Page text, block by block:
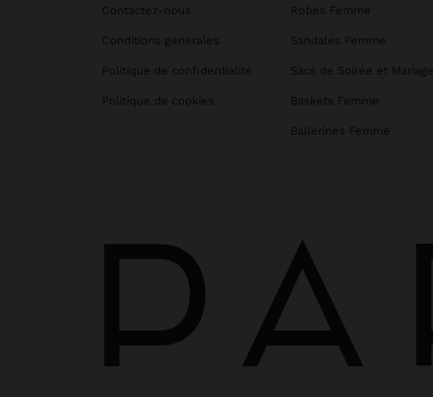
Contactez-nous
Conditions générales
Politique de confidentialité
Politique de cookies
Robes Femme
Sandales Femme
Sacs de Soirée et Mariage
Baskets Femme
Ballerines Femme